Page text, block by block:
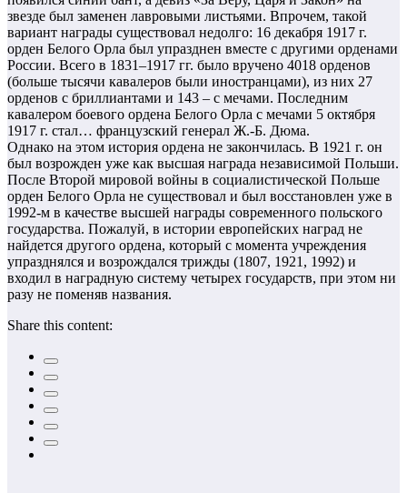
звезде был заменен лавровыми листьями. Впрочем, такой
вариант награды существовал недолго: 16 декабря 1917 г.
орден Белого Орла был упразднен вместе с другими орденами
России. Всего в 1831–1917 гг. было вручено 4018 орденов
(больше тысячи кавалеров были иностранцами), из них 27
орденов с бриллиантами и 143 – с мечами. Последним
кавалером боевого ордена Белого Орла с мечами 5 октября
1917 г. стал… французский генерал Ж.-Б. Дюма.
Однако на этом история ордена не закончилась. В 1921 г. он
был возрожден уже как высшая награда независимой Польши.
После Второй мировой войны в социалистической Польше
орден Белого Орла не существовал и был восстановлен уже в
1992-м в качестве высшей награды современного польского
государства. Пожалуй, в истории европейских наград не
найдется другого ордена, который с момента учреждения
упразднялся и возрождался трижды (1807, 1921, 1992) и
входил в наградную систему четырех государств, при этом ни
разу не поменяв названия.
Share this content: